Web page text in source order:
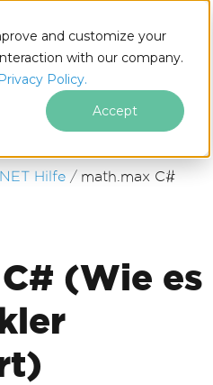
and customize your
with our company.
Privacy Policy.
Accept
.NET Hilfe math.max C#
(Wie es